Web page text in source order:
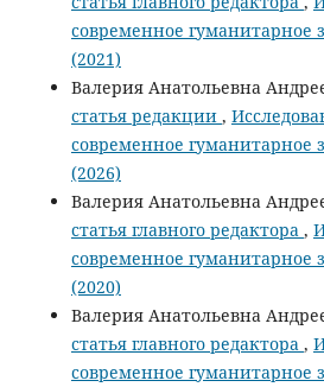
современное гуманитарное
(2021)
Валерия Анатольевна
статья редакции ,
современное гуманитарное
(2026)
Валерия Анатольевна
статья главного редактора ,
современное гуманитарное
(2020)
Валерия Анатольевна
статья главного редактора ,
современное гуманитарное